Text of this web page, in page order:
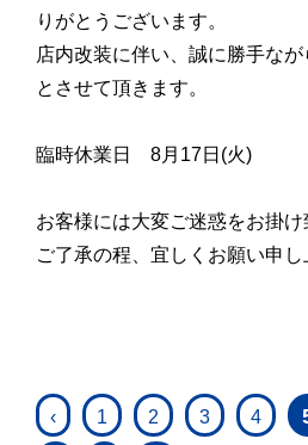
りがとうございます。
店内改装に伴い、誠に勝手な
とさせて頂きます。
臨時休業日 8月17日(火)
お客様には大変ご迷惑をお掛け
ご了承の程、宜しくお願い申し
‹ 1 2 3 4